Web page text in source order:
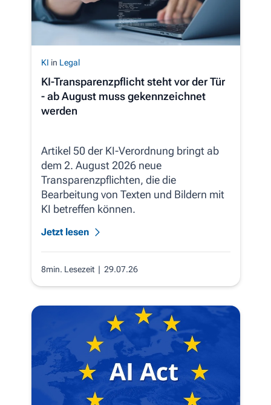
KI in Legal
KI-Transparenzpflicht steht vor der Tür
- ab August muss gekennzeichnet
werden
Artikel 50 der KI-Verordnung bringt ab
dem 2. August 2026 neue
Transparenzpflichten, die die
Bearbeitung von Texten und Bildern mit
KI betreffen können.
Jetzt lesen
8min. Lesezeit | 29.07.26